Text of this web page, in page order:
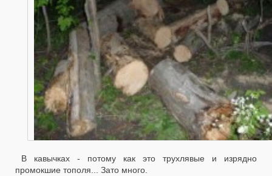
В кавычках - потому как это трухлявые и изрядно
промокшие тополя... Зато много.